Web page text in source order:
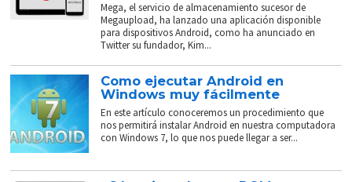
Mega, el servicio de almacenamiento sucesor de
Megaupload, ha lanzado una aplicación disponible
para dispositivos Android, como ha anunciado en
Twitter su fundador, Kim...
Como ejecutar Android en
Windows muy fácilmente
En este artículo conoceremos un procedimiento que
nos permitirá instalar Android en nuestra computadora
con Windows 7, lo que nos puede llegar a ser...